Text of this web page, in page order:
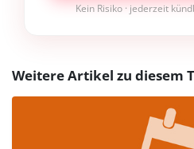
Kein Risiko · jederzeit
Weitere Artikel zu diesem